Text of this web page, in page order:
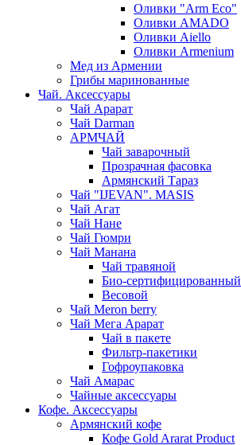
Оливки "Arm Eco"
Оливки AMADO
Оливки Aiello
Оливки Armenium
Мед из Армении
Грибы маринованные
Чай. Аксессуары
Чай Арарат
Чай Darman
АРМЧАЙ
Чай заварочный
Прозрачная фасовка
Армянский Тараз
Чай "IJEVAN". MASIS
Чай Агат
Чай Нане
Чай Гюмри
Чай Манана
Чай травяной
Био-сертифицированный
Весовой
Чай Meron berry
Чай Мега Арарат
Чай в пакете
Фильтр-пакетики
Гофроупаковка
Чай Амарас
Чайные аксессуары
Кофе. Аксессуары
Армянский кофе
Кофе Gold Ararat Product